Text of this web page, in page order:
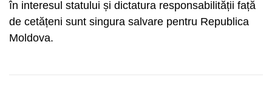
în interesul statului și dictatura responsabilității față
de cetățeni sunt singura salvare pentru Republica
Moldova.